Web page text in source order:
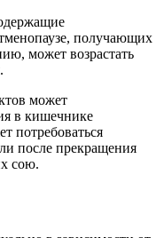
получающих
может возрастать
может
в кишечнике
потребоваться
после прекращения
сою.